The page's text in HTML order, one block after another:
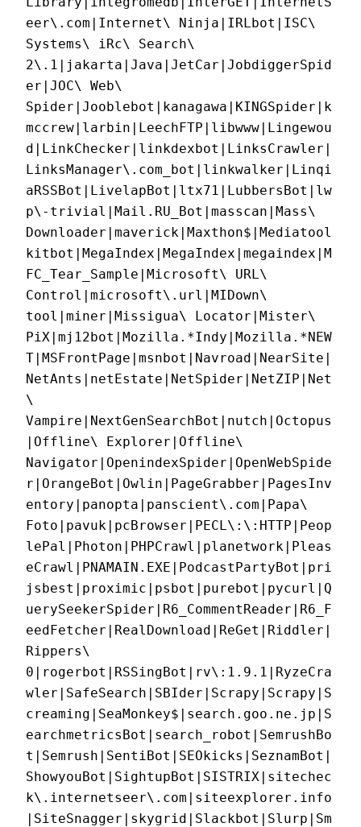
eer\.com|Internet\ Ninja|IRLbot|ISC\
Systems\ iRc\ Search\
2\.1|jakarta|Java|JetCar|JobdiggerSpid
er|JOC\ Web\
Spider|Jooblebot|kanagawa|KINGSpider|k
mccrew|larbin|LeechFTP|libwww|Lingewou
d|LinkChecker|linkdexbot|LinksCrawler|
LinksManager\.com_bot|linkwalker|Linqi
aRSSBot|LivelapBot|ltx71|LubbersBot|lw
p\-trivial|Mail.RU_Bot|masscan|Mass\
Downloader|maverick|Maxthon$|Mediatool
kitbot|MegaIndex|MegaIndex|megaindex|M
FC_Tear_Sample|Microsoft\ URL\
Control|microsoft\.url|MIDown\
tool|miner|Missigua\ Locator|Mister\
PiX|mj12bot|Mozilla.*Indy|Mozilla.*NEW
T|MSFrontPage|msnbot|Navroad|NearSite|
NetAnts|netEstate|NetSpider|NetZIP|Net
\
Vampire|NextGenSearchBot|nutch|Octopus
|Offline\ Explorer|Offline\
Navigator|OpenindexSpider|OpenWebSpide
r|OrangeBot|Owlin|PageGrabber|PagesInv
entory|panopta|panscient\.com|Papa\
Foto|pavuk|pcBrowser|PECL\:\:HTTP|Peop
lePal|Photon|PHPCrawl|planetwork|Pleas
eCrawl|PNAMAIN.EXE|PodcastPartyBot|pri
jsbest|proximic|psbot|purebot|pycurl|Q
uerySeekerSpider|R6_CommentReader|R6_F
eedFetcher|RealDownload|ReGet|Riddler|
Rippers\
0|rogerbot|RSSingBot|rv\:1.9.1|RyzeCra
wler|SafeSearch|SBIder|Scrapy|Scrapy|S
creaming|SeaMonkey$|search.goo.ne.jp|S
earchmetricsBot|search_robot|SemrushBo
t|Semrush|SentiBot|SEOkicks|SeznamBot|
ShowyouBot|SightupBot|SISTRIX|sitechec
k\.internetseer\.com|siteexplorer.info
|SiteSnagger|skygrid|Slackbot|Slurp|Sm